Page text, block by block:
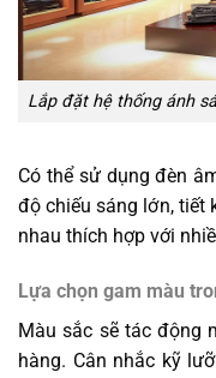
Lắp đặt hệ thống ánh
Có thể sử dụng đèn
độ chiếu sáng lớn, tiết
nhau thích hợp với
Lựa chọn gam màu
Màu sắc sẽ tác động
hàng. Cân nhắc kỹ